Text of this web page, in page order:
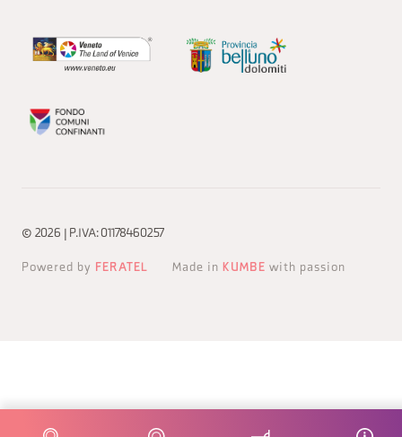
© 2026 | P.IVA: 01178460257
Powered by FERATEL Made in KUMBE with passion